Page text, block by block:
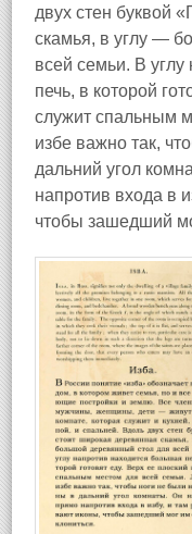
двух стен буквой
скамья, в углу —
всей семьи. В
печь, в которой
служит спальным
избе важно так,
дальний угол
напротив входа в
чтобы зашедший